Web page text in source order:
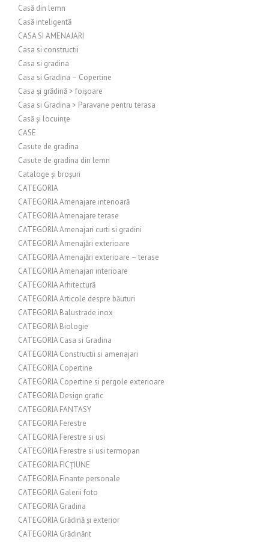
Casă din lemn
Casă inteligentă
CASA SI AMENAJARI
Casa si constructii
Casa si gradina
Casa si Gradina – Copertine
Casa și grădină > foișoare
Casa si Gradina > Paravane pentru terasa
Casă și locuințe
CASE
Casute de gradina
Casute de gradina din lemn
Cataloge și broșuri
CATEGORIA
CATEGORIA Amenajare interioară
CATEGORIA Amenajare terase
CATEGORIA Amenajari curti si gradini
CATEGORIA Amenajări exterioare
CATEGORIA Amenajări exterioare – terase
CATEGORIA Amenajari interioare
CATEGORIA Arhitectură
CATEGORIA Articole despre băuturi
CATEGORIA Balustrade inox
CATEGORIA Biologie
CATEGORIA Casa si Gradina
CATEGORIA Constructii si amenajari
CATEGORIA Copertine
CATEGORIA Copertine si pergole exterioare
CATEGORIA Design grafic
CATEGORIA FANTASY
CATEGORIA Ferestre
CATEGORIA Ferestre si usi
CATEGORIA Ferestre si usi termopan
CATEGORIA FICȚIUNE
CATEGORIA Finante personale
CATEGORIA Galerii foto
CATEGORIA Gradina
CATEGORIA Grădină și exterior
CATEGORIA Grădinărit